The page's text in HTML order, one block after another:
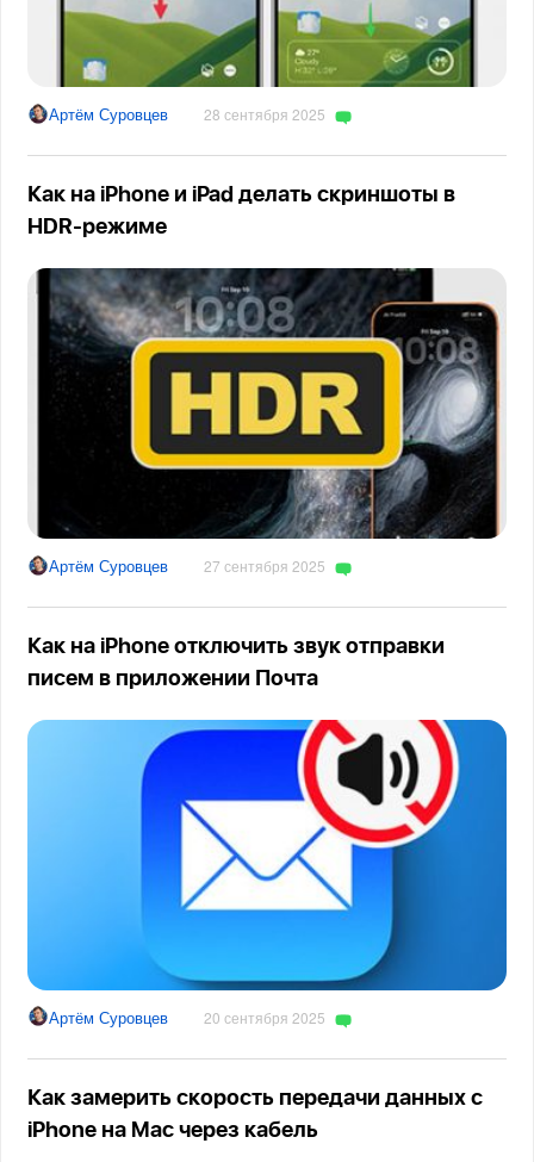
Артём Суровцев 28 сентября 2025
Как на iPhone и iPad делать скриншоты в
HDR-режиме
Артём Суровцев 27 сентября 2025
Как на iPhone отключить звук отправки
писем в приложении Почта
Артём Суровцев 20 сентября 2025
Как замерить скорость передачи данных с
iPhone на Mac через кабель